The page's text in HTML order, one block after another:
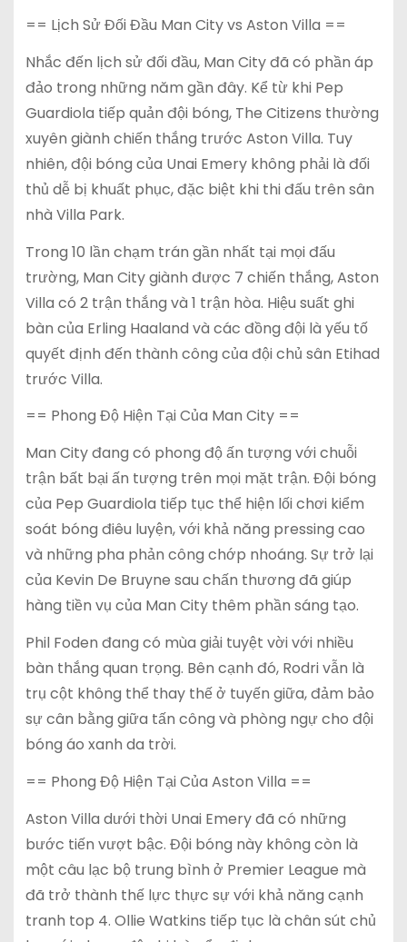
== Lịch Sử Đối Đầu Man City vs Aston Villa ==
Nhắc đến lịch sử đối đầu, Man City đã có phần áp
đảo trong những năm gần đây. Kể từ khi Pep
Guardiola tiếp quản đội bóng, The Citizens thường
xuyên giành chiến thắng trước Aston Villa. Tuy
nhiên, đội bóng của Unai Emery không phải là đối
thủ dễ bị khuất phục, đặc biệt khi thi đấu trên sân
nhà Villa Park.
Trong 10 lần chạm trán gần nhất tại mọi đấu
trường, Man City giành được 7 chiến thắng, Aston
Villa có 2 trận thắng và 1 trận hòa. Hiệu suất ghi
bàn của Erling Haaland và các đồng đội là yếu tố
quyết định đến thành công của đội chủ sân Etihad
trước Villa.
== Phong Độ Hiện Tại Của Man City ==
Man City đang có phong độ ấn tượng với chuỗi
trận bất bại ấn tượng trên mọi mặt trận. Đội bóng
của Pep Guardiola tiếp tục thể hiện lối chơi kiểm
soát bóng điêu luyện, với khả năng pressing cao
và những pha phản công chớp nhoáng. Sự trở lại
của Kevin De Bruyne sau chấn thương đã giúp
hàng tiền vụ của Man City thêm phần sáng tạo.
Phil Foden đang có mùa giải tuyệt vời với nhiều
bàn thắng quan trọng. Bên cạnh đó, Rodri vẫn là
trụ cột không thể thay thế ở tuyến giữa, đảm bảo
sự cân bằng giữa tấn công và phòng ngự cho đội
bóng áo xanh da trời.
== Phong Độ Hiện Tại Của Aston Villa ==
Aston Villa dưới thời Unai Emery đã có những
bước tiến vượt bậc. Đội bóng này không còn là
một câu lạc bộ trung bình ở Premier League mà
đã trở thành thế lực thực sự với khả năng cạnh
tranh top 4. Ollie Watkins tiếp tục là chân sút chủ